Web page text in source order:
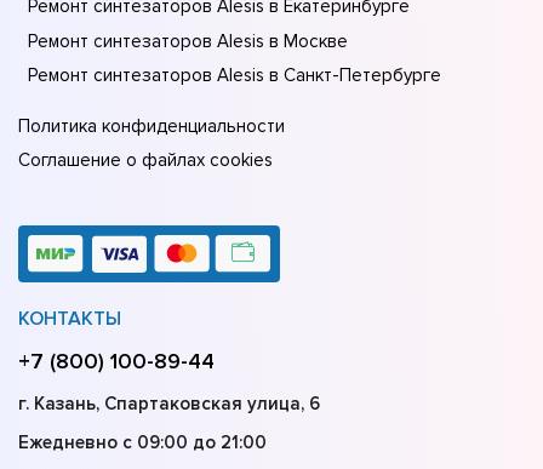
Ремонт синтезаторов Alesis в Екатеринбурге
Ремонт синтезаторов Alesis в Москве
Ремонт синтезаторов Alesis в Санкт-Петербурге
Политика конфиденциальности
Соглашение о файлах cookies
КОНТАКТЫ
+7 (800) 100-89-44
г. Казань, Спартаковская улица, 6
Ежедневно с 09:00 до 21:00